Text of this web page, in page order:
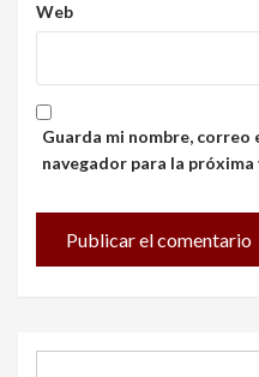
Web
Guarda mi nombre,
navegador para la próxima